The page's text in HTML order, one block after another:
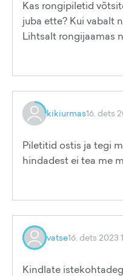
Kas rongipiletid
juba ette? Kui vabalt
Lihtsalt rongijaamas
kikiurmas16. dets
Piletitid ostis ja tegi
hindadest ei tea me
vatse16. dets 2023
Kindlate